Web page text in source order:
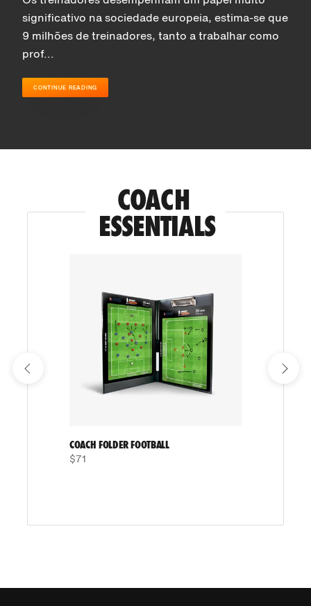
significativo na sociedade europeia, estima-se que
9 milhões de treinadores, tanto a trabalhar como
prof...
CONTINUE READING
COACH
ESSENTIALS
COACH FOLDER FOOTBALL
$71